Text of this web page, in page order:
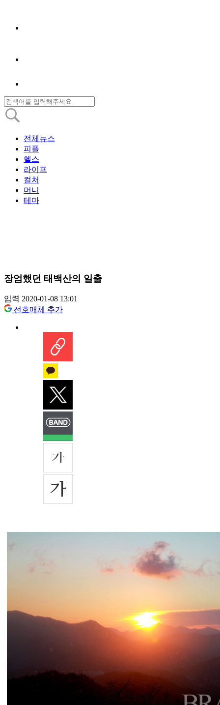
전체뉴스
피플
헬스
라이프
컬처
머니
테마
장엄했던 태백산의 일출
입력 2020-01-08 13:01
선호매체 추가